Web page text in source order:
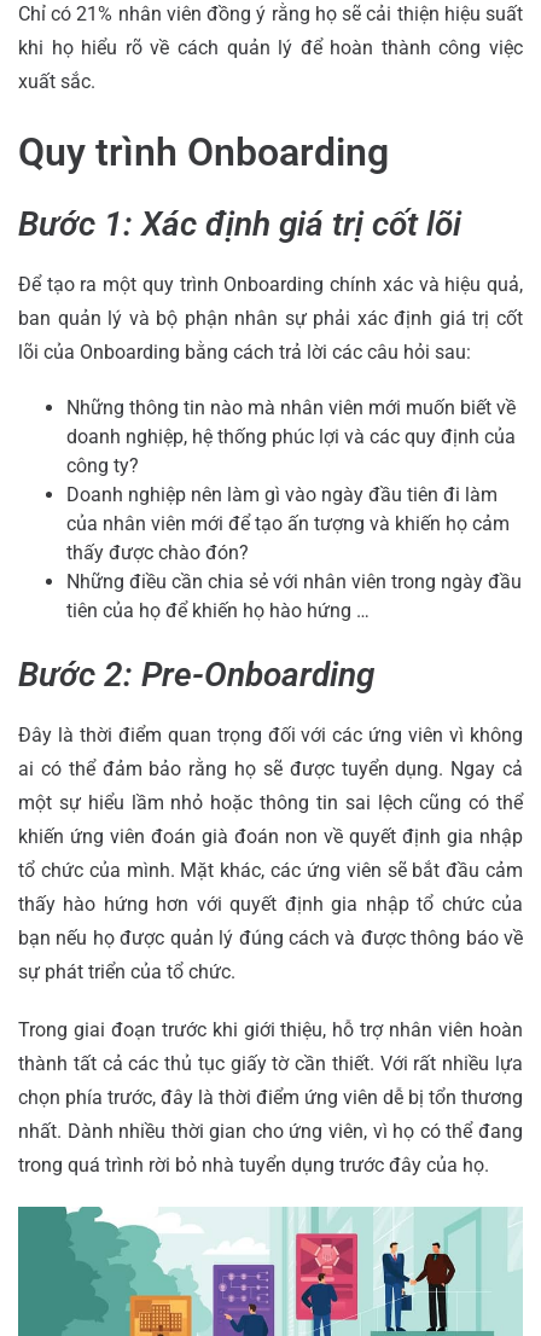
Chỉ có 21% nhân viên đồng ý rằng họ sẽ cải thiện hiệu suất
khi họ hiểu rõ về cách quản lý để hoàn thành công việc
xuất sắc.
Quy trình Onboarding
Bước 1: Xác định giá trị cốt lõi
Để tạo ra một quy trình Onboarding chính xác và hiệu quả,
ban quản lý và bộ phận nhân sự phải xác định giá trị cốt
lõi của Onboarding bằng cách trả lời các câu hỏi sau:
Những thông tin nào mà nhân viên mới muốn biết về
doanh nghiệp, hệ thống phúc lợi và các quy định của
công ty?
Doanh nghiệp nên làm gì vào ngày đầu tiên đi làm
của nhân viên mới để tạo ấn tượng và khiến họ cảm
thấy được chào đón?
Những điều cần chia sẻ với nhân viên trong ngày đầu
tiên của họ để khiến họ hào hứng …
Bước 2: Pre-Onboarding
Đây là thời điểm quan trọng đối với các ứng viên vì không
ai có thể đảm bảo rằng họ sẽ được tuyển dụng. Ngay cả
một sự hiểu lầm nhỏ hoặc thông tin sai lệch cũng có thể
khiến ứng viên đoán già đoán non về quyết định gia nhập
tổ chức của mình. Mặt khác, các ứng viên sẽ bắt đầu cảm
thấy hào hứng hơn với quyết định gia nhập tổ chức của
bạn nếu họ được quản lý đúng cách và được thông báo về
sự phát triển của tổ chức.
Trong giai đoạn trước khi giới thiệu, hỗ trợ nhân viên hoàn
thành tất cả các thủ tục giấy tờ cần thiết. Với rất nhiều lựa
chọn phía trước, đây là thời điểm ứng viên dễ bị tổn thương
nhất. Dành nhiều thời gian cho ứng viên, vì họ có thể đang
trong quá trình rời bỏ nhà tuyển dụng trước đây của họ.